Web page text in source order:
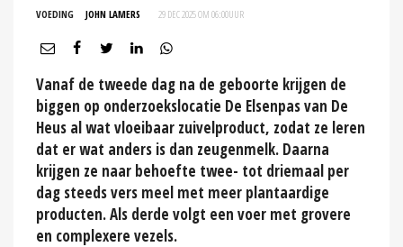
VOEDING JOHN LAMERS 29 DEC 2025 OM 06:00UUR
Vanaf de tweede dag na de geboorte krijgen de
biggen op onderzoekslocatie De Elsenpas van De
Heus al wat vloeibaar zuivelproduct, zodat ze leren
dat er wat anders is dan zeugenmelk. Daarna
krijgen ze naar behoefte twee- tot driemaal per
dag steeds vers meel met meer plantaardige
producten. Als derde volgt een voer met grovere
en complexere vezels.